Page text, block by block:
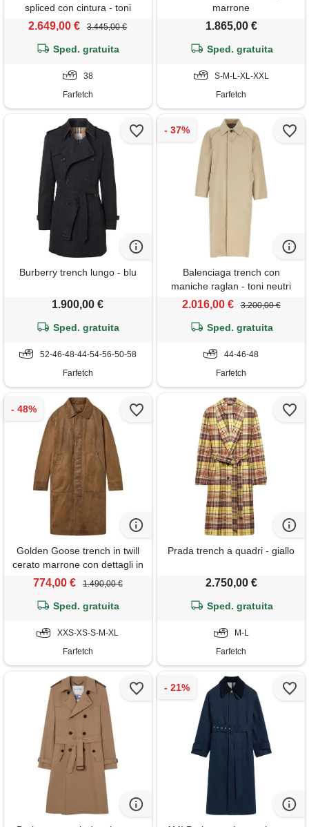
spliced con cintura - toni
neutri
2.649,00 € 3.445,00 €
Sped. gratuita
38
Farfetch
marrone
1.865,00 €
Sped. gratuita
S-M-L-XL-XXL
Farfetch
Burberry trench lungo - blu
1.900,00 €
Sped. gratuita
52-46-48-44-54-56-50-58
Farfetch
Balenciaga trench con
maniche raglan - toni neutri
2.016,00 € 3.200,00 €
Sped. gratuita
44-46-48
Farfetch
Golden Goose trench in twill
cerato marrone con dettagli in
pelle
774,00 € 1.490,00 €
Sped. gratuita
XXS-XS-S-M-XL
Farfetch
Prada trench a quadri - giallo
2.750,00 €
Sped. gratuita
M-L
Farfetch